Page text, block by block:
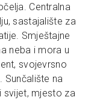
Centralna
sastajalište za
Smještajne
neba i mora u
svojevrsno
Sunčalište na
svijet, mjesto za